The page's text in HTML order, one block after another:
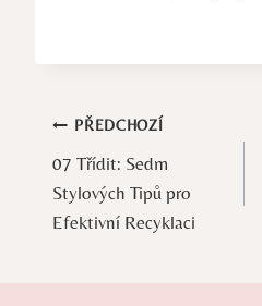
Navigace
pro
příspěvek
PŘEDCHOZÍ
07 Třídit: Sedm
Stylových Tipů pro
Efektivní Recyklaci